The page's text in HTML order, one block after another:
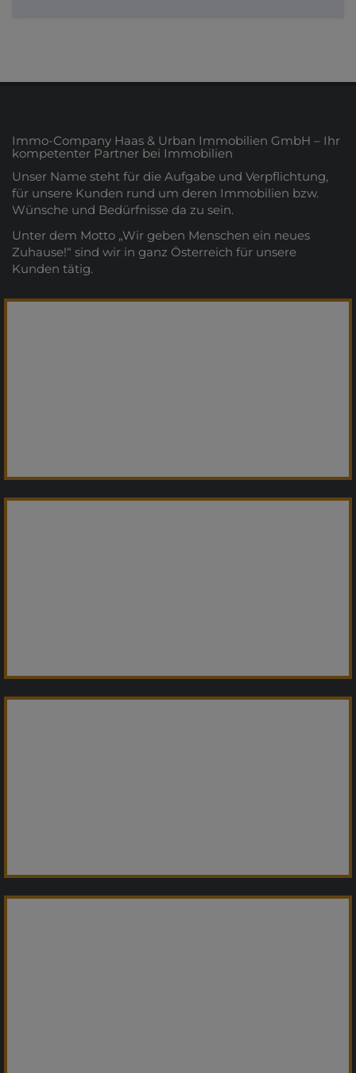
Immo-Company Haas & Urban Immobilien GmbH – Ihr
kompetenter Partner bei Immobilien
Unser Name steht für die Aufgabe und Verpflichtung,
für unsere Kunden rund um deren Immobilien bzw.
Wünsche und Bedürfnisse da zu sein.
Unter dem Motto „Wir geben Menschen ein neues
Zuhause!“ sind wir in ganz Österreich für unsere
Kunden tätig.